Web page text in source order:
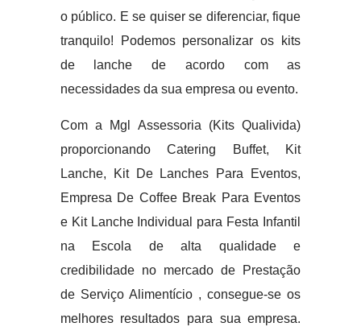
o público. E se quiser se diferenciar, fique
tranquilo! Podemos personalizar os kits
de lanche de acordo com as
necessidades da sua empresa ou evento.
Com a Mgl Assessoria (Kits Qualivida)
proporcionando Catering Buffet, Kit
Lanche, Kit De Lanches Para Eventos,
Empresa De Coffee Break Para Eventos
e Kit Lanche Individual para Festa Infantil
na Escola de alta qualidade e
credibilidade no mercado de Prestação
de Serviço Alimentício , consegue-se os
melhores resultados para sua empresa.